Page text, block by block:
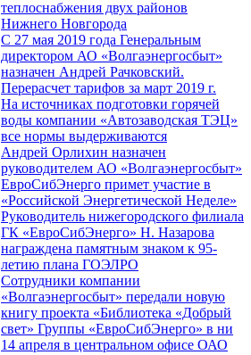
теплоснабжения двух районов
Нижнего Новгорода
С 27 мая 2019 года Генеральным
директором АО «Волгаэнергосбыт»
назначен Андрей Рачковский.
Перерасчет тарифов за март 2019 г.
На источниках подготовки горячей
воды компании «Автозаводская ТЭЦ»
все нормы выдерживаются
Андрей Орлихин назначен
руководителем АО «Волгаэнергосбыт»
ЕвроСибЭнерго примет участие в
«Российской Энергетической Неделе»
Руководитель нижегородского филиала
ГК «ЕвроСибЭнерго» Н. Назарова
награждена памятным знаком к 95-
летию плана ГОЭЛРО
Сотрудники компании
«Волгаэнергосбыт» передали новую
книгу проекта «Библиотека «Добрый
свет» Группы «ЕвроСибЭнерго» в ни
14 апреля в центральном офисе ОАО